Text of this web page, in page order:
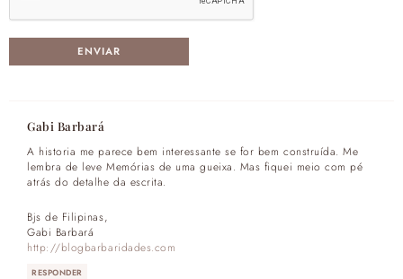
Gabi Barbará
A historia me parece bem interessante se for bem construída. Me
lembra de leve Memórias de uma gueixa. Mas fiquei meio com pé
atrás do detalhe da escrita.
Bjs de Filipinas,
Gabi Barbará
http://blogbarbaridades.com
RESPONDER